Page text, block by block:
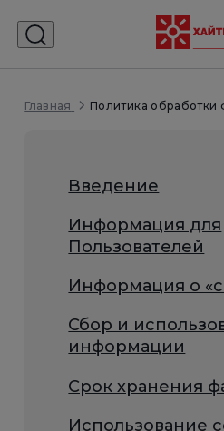
Главная Политика обработки
Введение
Информация для
Пользователей
Информация о
Сбор и
информации
Срок хранения
Использование